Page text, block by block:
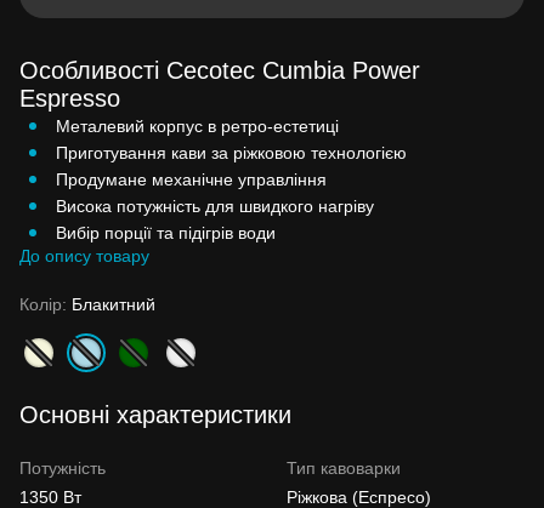
Особливості Cecotec Cumbia Power
Espresso
Металевий корпус в ретро-естетиці
Приготування кави за ріжковою технологією
Продумане механічне управління
Висока потужність для швидкого нагріву
Вибір порції та підігрів води
До опису товару
Колір: Блакитний
Основні характеристики
Потужність
1350 Вт
Тип кавоварки
Ріжкова (Еспресо)